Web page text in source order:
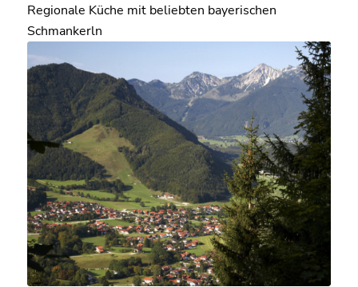
Regionale Küche mit beliebten bayerischen
Schmankerln